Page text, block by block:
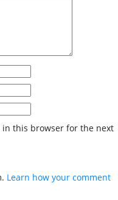
in this browser for the next
Learn how your comment